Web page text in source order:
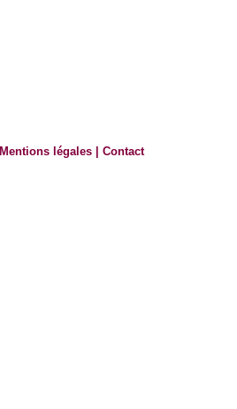
Mentions légales |Contact